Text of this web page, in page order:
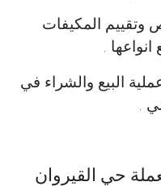
وتقييم المكيفات
.
البيع والشراء في
.
حي القيروان